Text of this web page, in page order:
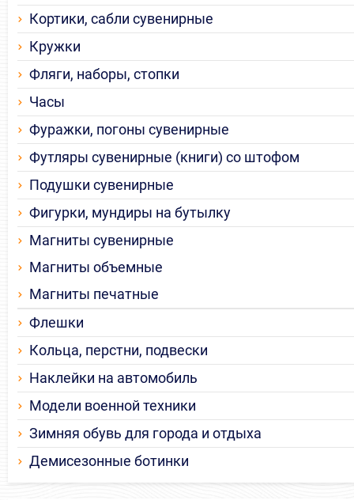
Кортики, сабли сувенирные
Кружки
Фляги, наборы, стопки
Часы
Фуражки, погоны сувенирные
Футляры сувенирные (книги) со штофом
Подушки сувенирные
Фигурки, мундиры на бутылку
Магниты сувенирные
Магниты объемные
Магниты печатные
Флешки
Кольца, перстни, подвески
Наклейки на автомобиль
Модели военной техники
Зимняя обувь для города и отдыха
Демисезонные ботинки